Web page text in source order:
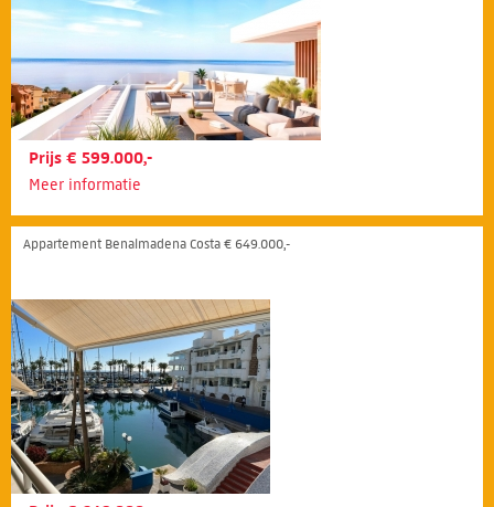
Prijs € 599.000,-
Meer informatie
Appartement Benalmadena Costa € 649.000,-